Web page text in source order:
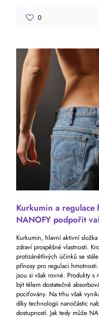
0
Kurkumin a regulace
NANOFY podpořit
Kurkumin, hlavní aktivní
zdraví prospěšné vlastnosti.
protizánětlivých účinků se
přínosy pro regulaci
jsou si však rovné. Produkty
být tělem dostatečně
pociťovány. Na trhu však
díky technologii nanočástic
dostupností. Jak tedy může